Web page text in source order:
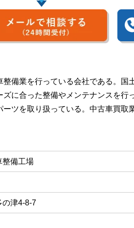
備業を行っている会社である。国
に合った整備やメンテナンスを行
ツを取り扱っている。中古車買取
整備工場
の津4-8-7